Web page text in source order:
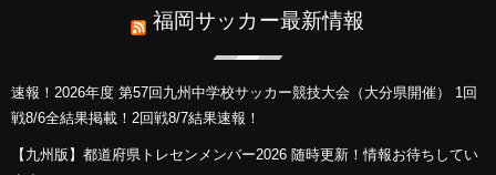
福岡サッカー最新情報
速報！2026年度 第57回九州中学校サッカー競技大会（大分県開催） 1回
戦8/6全結果掲載！2回戦8/7結果速報！
【九州版】都道府県トレセンメンバー2026 随時更新！情報お待ちしてい